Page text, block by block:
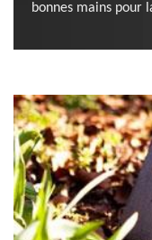
bonnes mains pour